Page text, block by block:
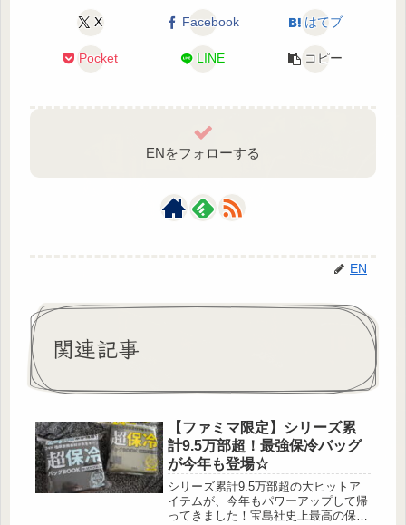
X Facebook はてブ
Pocket LINE コピー
ENをフォローする
EN
関連記事
【ファミマ限定】シリーズ累
計9.5万部超！最強保冷バッグ
が今年も登場☆
シリーズ累計9.5万部超の大ヒットア
イテムが、今年もパワーアップして帰
ってきました！宝島社史上最高の保冷